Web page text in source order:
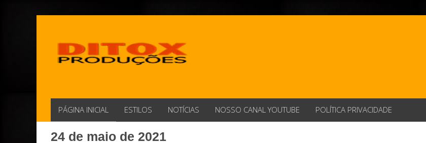
PÁGINA INICIAL ESTILOS NOTÍCIAS NOSSO CANAL YOUTUBE POLÍTICA PRIVACIDADE
24 de maio de 2021